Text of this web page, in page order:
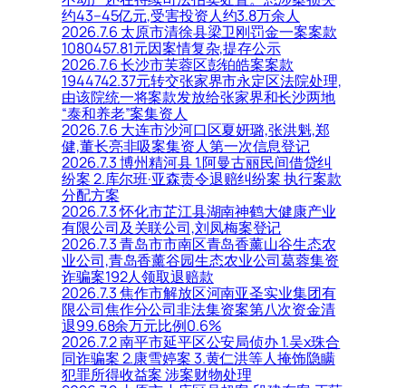
约43–45亿元,受害投资人约3.8万余人
2026.7.6 太原市清徐县梁卫刚罚金一案案款
1080457.81元因案情复杂,提存公示
2026.7.6 长沙市芙蓉区彭铂皓案案款
1944742.37元转交张家界市永定区法院处理,
由该院统一将案款发放给张家界和长沙两地
“泰和养老”案集资人
2026.7.6 大连市沙河口区夏妍璐,张洪魁,郑
健,董长亮非吸案集资人第一次信息登记
2026.7.3 博州精河县 1.阿曼古丽民间借贷纠
纷案 2.库尔班·亚森责令退赔纠纷案 执行案款
分配方案
2026.7.3 怀化市芷江县湖南神鹤大健康产业
有限公司及关联公司,刘凤梅案登记
2026.7.3 青岛市市南区青岛香薰山谷生态农
业公司,青岛香薰谷园生态农业公司葛蓉集资
诈骗案192人领取退赔款
2026.7.3 焦作市解放区河南亚圣实业集团有
限公司焦作分公司非法集资案第八次资金清
退99.68余万元比例0.6%
2026.7.2 南平市延平区公安局侦办 1.吴x珠合
同诈骗案 2.康雪婷案 3.黄仁洪等人掩饰隐瞒
犯罪所得收益案 涉案财物处理